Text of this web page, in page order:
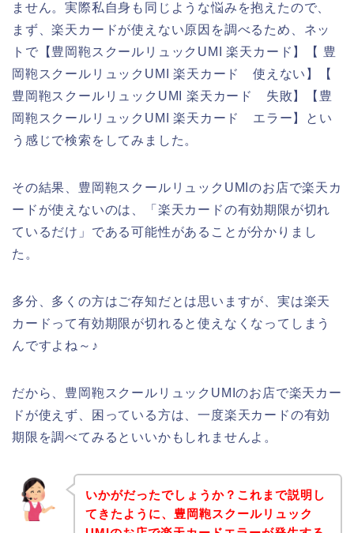
ません。実際私自身も同じような悩みを抱えたので、
まず、楽天カードが使えない原因を調べるため、ネッ
トで【豊岡鞄スクールリュックUMI 楽天カード】【 豊
岡鞄スクールリュックUMI 楽天カード 使えない】【
豊岡鞄スクールリュックUMI 楽天カード 失敗】【豊
岡鞄スクールリュックUMI 楽天カード エラー】とい
う感じで検索をしてみました。
その結果、豊岡鞄スクールリュックUMIのお店で楽天カ
ードが使えないのは、「楽天カードの有効期限が切れ
ているだけ」である可能性があることが分かりまし
た。
多分、多くの方はご存知だとは思いますが、実は楽天
カードって有効期限が切れると使えなくなってしまう
んですよね～♪
だから、豊岡鞄スクールリュックUMIのお店で楽天カー
ドが使えず、困っている方は、一度楽天カードの有効
期限を調べてみるといいかもしれませんよ。
いかがだったでしょうか？これまで説明し
てきたように、豊岡鞄スクールリュック